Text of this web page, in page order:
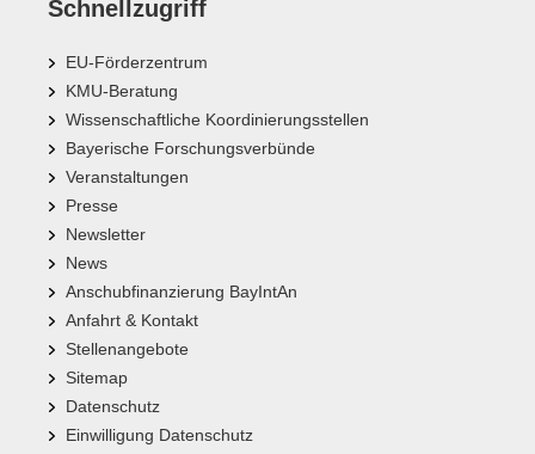
Schnellzugriff
EU-Förderzentrum
KMU-Beratung
Wissenschaftliche Koordinierungsstellen
Bayerische Forschungsverbünde
Veranstaltungen
Presse
Newsletter
News
Anschubfinanzierung BayIntAn
Anfahrt & Kontakt
Stellenangebote
Sitemap
Datenschutz
Einwilligung Datenschutz